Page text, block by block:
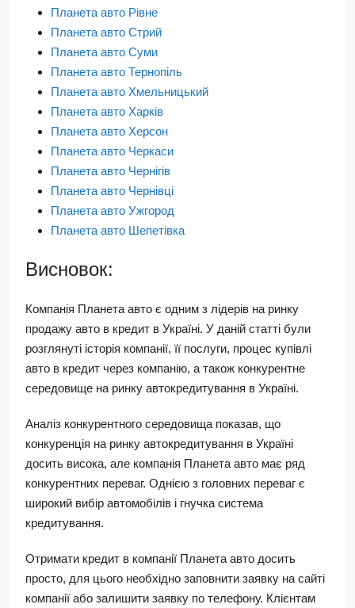
Планета авто Рівне
Планета авто Стрий
Планета авто Суми
Планета авто Тернопіль
Планета авто Хмельницький
Планета авто Харків
Планета авто Херсон
Планета авто Черкаси
Планета авто Чернігів
Планета авто Чернівці
Планета авто Ужгород
Планета авто Шепетівка
Висновок:
Компанія Планета авто є одним з лідерів на ринку
продажу авто в кредит в Україні. У даній статті були
розглянуті історія компанії, її послуги, процес купівлі
авто в кредит через компанію, а також конкурентне
середовище на ринку автокредитування в Україні.
Аналіз конкурентного середовища показав, що
конкуренція на ринку автокредитування в Україні
досить висока, але компанія Планета авто має ряд
конкурентних переваг. Однією з головних переваг є
широкий вибір автомобілів і гнучка система
кредитування.
Отримати кредит в компанії Планета авто досить
просто, для цього необхідно заповнити заявку на сайті
компанії або залишити заявку по телефону. Клієнтам